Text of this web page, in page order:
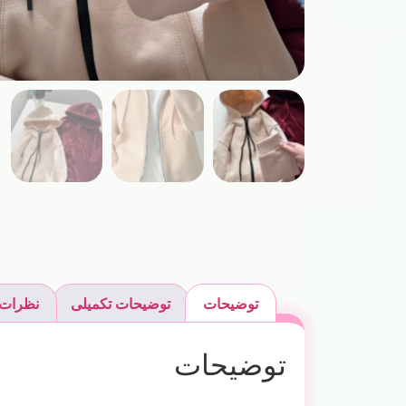
توضیحات توضیحات تکمیلی نظرات
توضیحات